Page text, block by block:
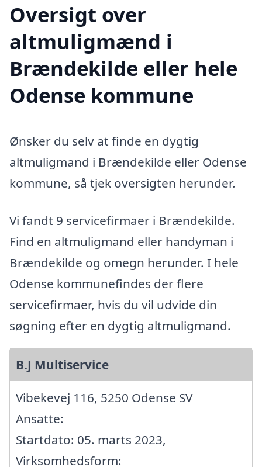
Oversigt over
altmuligmænd i
Brændekilde eller hele
Odense kommune
Ønsker du selv at finde en dygtig
altmuligmand i Brændekilde eller Odense
kommune, så tjek oversigten herunder.
Vi fandt 9 servicefirmaer i Brændekilde.
Find en altmuligmand eller handyman i
Brændekilde og omegn herunder. I hele
Odense kommunefindes der flere
servicefirmaer, hvis du vil udvide din
søgning efter en dygtig altmuligmand.
B.J Multiservice
Vibekevej 116, 5250 Odense SV
Ansatte:
Startdato: 05. marts 2023,
Virksomhedsform: